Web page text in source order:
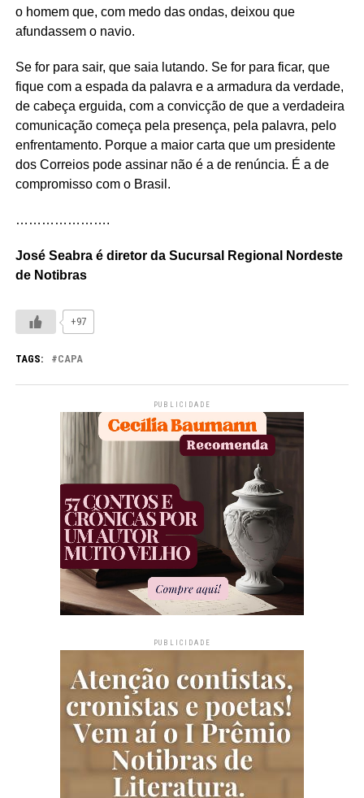
o homem que, com medo das ondas, deixou que
afundassem o navio.
Se for para sair, que saia lutando. Se for para ficar, que
fique com a espada da palavra e a armadura da verdade,
de cabeça erguida, com a convicção de que a verdadeira
comunicação começa pela presença, pela palavra, pelo
enfrentamento. Porque a maior carta que um presidente
dos Correios pode assinar não é a de renúncia. É a de
compromisso com o Brasil.
………………….
José Seabra é diretor da Sucursal Regional Nordeste
de Notibras
+97
TAGS: CAPA
PUBLICIDADE
PUBLICIDADE